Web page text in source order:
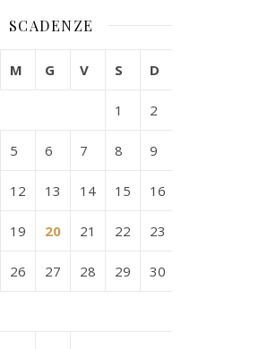
SCADENZE
M G V S D
1 2
5 6 7 8 9
12 13 14 15 16
19 20 21 22 23
26 27 28 29 30